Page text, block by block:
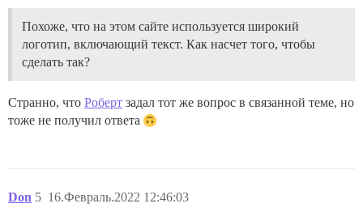
Похоже, что на этом сайте используется широкий
логотип, включающий текст. Как насчет того, чтобы
сделать так?
Странно, что Роберт задал тот же вопрос в связанной теме, но
тоже не получил ответа
Don 16.Февраль.2022 12:46:03
5